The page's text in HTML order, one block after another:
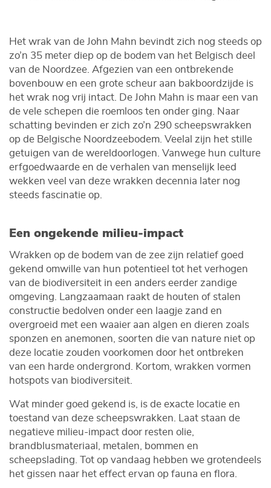
Het wrak van de John Mahn bevindt zich nog steeds op
zo’n 35 meter diep op de bodem van het Belgisch deel
van de Noordzee. Afgezien van een ontbrekende
bovenbouw en een grote scheur aan bakboordzijde is
het wrak nog vrij intact. De John Mahn is maar een van
de vele schepen die roemloos ten onder ging. Naar
schatting bevinden er zich zo’n 290 scheepswrakken
op de Belgische Noordzeebodem. Veelal zijn het stille
getuigen van de wereldoorlogen. Vanwege hun culture
erfgoedwaarde en de verhalen van menselijk leed
wekken veel van deze wrakken decennia later nog
steeds fascinatie op.
Een ongekende milieu-impact
Wrakken op de bodem van de zee zijn relatief goed
gekend omwille van hun potentieel tot het verhogen
van de biodiversiteit in een anders eerder zandige
omgeving. Langzaamaan raakt de houten of stalen
constructie bedolven onder een laagje zand en
overgroeid met een waaier aan algen en dieren zoals
sponzen en anemonen, soorten die van nature niet op
deze locatie zouden voorkomen door het ontbreken
van een harde ondergrond. Kortom, wrakken vormen
hotspots van biodiversiteit.
Wat minder goed gekend is, is de exacte locatie en
toestand van deze scheepswrakken. Laat staan de
negatieve milieu-impact door resten olie,
brandblusmateriaal, metalen, bommen en
scheepslading. Tot op vandaag hebben we grotendeels
het gissen naar het effect ervan op fauna en flora.